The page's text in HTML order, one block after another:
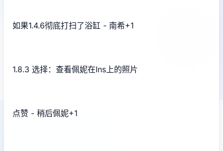
如果1.4.6彻底打扫了浴缸 - 南希+1
1.8.3 选择：查看佩妮在Ins上的照片
点赞 - 稍后佩妮+1